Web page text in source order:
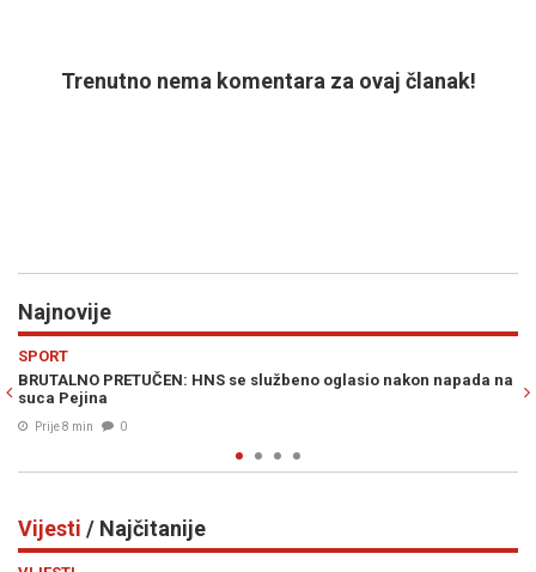
Trenutno nema komentara za ovaj članak!
Najnovije
se službeno oglasio nakon napada na MANDIĆ PROZVAO
Vijesti / Najčitanije